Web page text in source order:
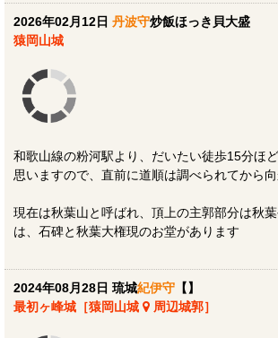
2026年02月12日
思いますので、直前に道順は調べられてから
は、石碑と秋葉大権現のお堂があります